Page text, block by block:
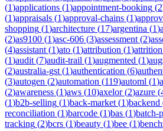
(1)applications (1)appointment-booking (2
(1)appraisals (1)approval-chains (1)
shopping (1)architecture (17)argentina (1)
(2)as9100 (1)asc-606 (3)assessment (2)
(4)assistant (1)ato (1)attribution (1)attrition
(1)audit (7)audit-trail (1)augmented (1)
(2)australia-gst (1)authentication (6)
(3)autogen (2)automation (119)automl (1)
(2)awareness (1)aws (10)axelor(2)azure (
(1)b2b-selling (1)back-market (1)backend
reconciliation (1)barcode (1)bas (1)batch-
tracking (2)bcrs (1)beauty (1)bee (1)